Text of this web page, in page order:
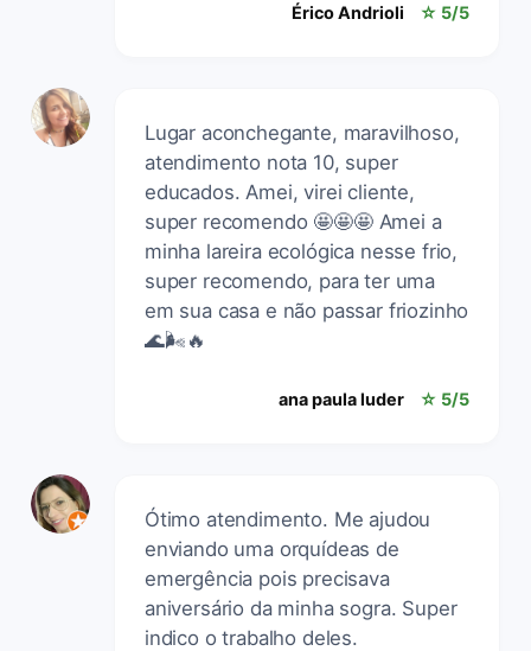
Érico Andrioli ☆ 5/5
Lugar aconchegante, maravilhoso,
atendimento nota 10, super
educados. Amei, virei cliente,
super recomendo 🤩🤩🤩 Amei a
minha lareira ecológica nesse frio,
super recomendo, para ter uma
em sua casa e não passar friozinho
🌊🌬️🔥
ana paula luder ☆ 5/5
Ótimo atendimento. Me ajudou
enviando uma orquídeas de
emergência pois precisava
aniversário da minha sogra. Super
indico o trabalho deles.